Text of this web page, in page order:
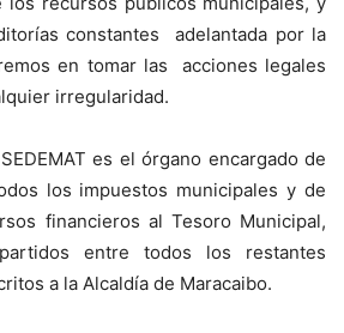
constantes adelantada por la
en tomar las acciones legales
irregularidad.
es el órgano encargado de
los impuestos municipales y de
financieros al Tesoro Municipal,
entre todos los restantes
a la Alcaldía de Maracaibo.